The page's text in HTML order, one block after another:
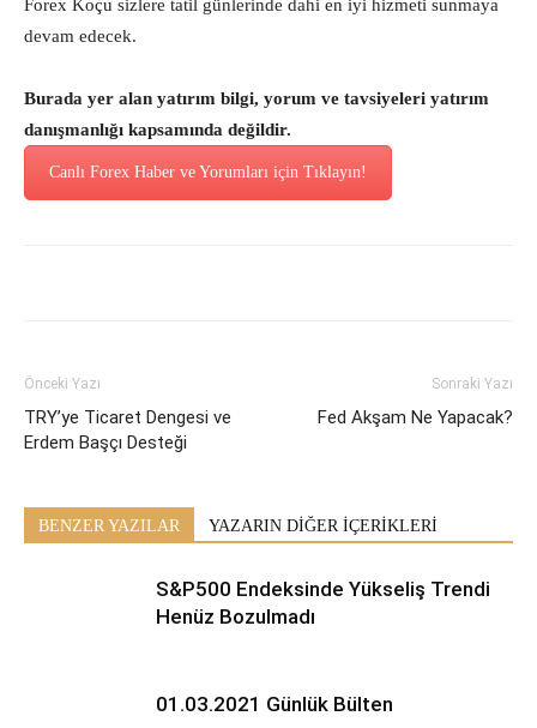
Forex Koçu sizlere tatil günlerinde dahi en iyi hizmeti sunmaya
devam edecek.
Burada yer alan yatırım bilgi, yorum ve tavsiyeleri yatırım
danışmanlığı kapsamında değildir.
Canlı Forex Haber ve Yorumları için Tıklayın!
Önceki Yazı
TRY’ye Ticaret Dengesi ve
Erdem Başçı Desteği
Sonraki Yazı
Fed Akşam Ne Yapacak?
BENZER YAZILAR YAZARIN DİĞER İÇERİKLERİ
S&P500 Endeksinde Yükseliş Trendi
Henüz Bozulmadı
01.03.2021 Günlük Bülten